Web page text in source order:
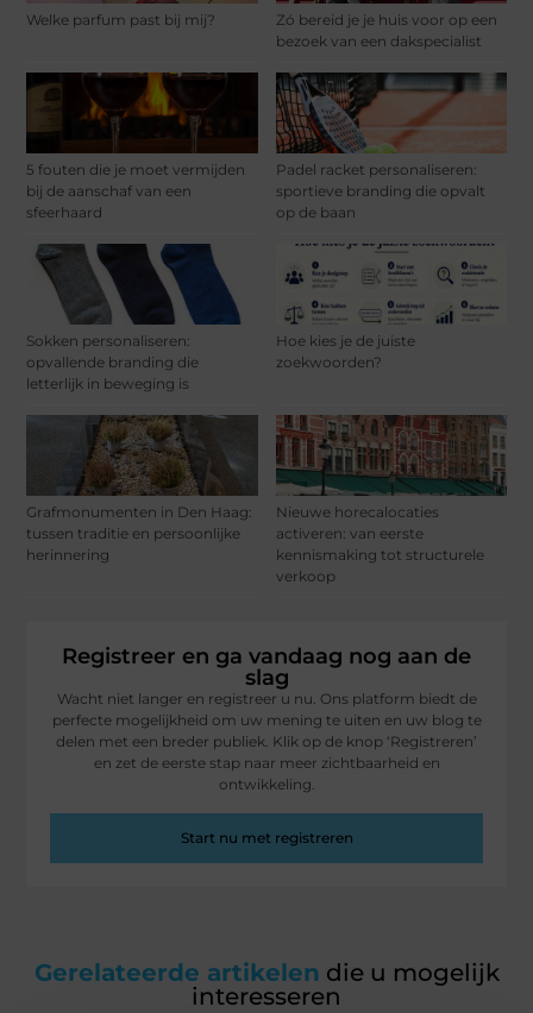
Welke parfum past bij mij?
Zó bereid je je huis voor op een
bezoek van een dakspecialist
5 fouten die je moet vermijden
bij de aanschaf van een
sfeerhaard
Padel racket personaliseren:
sportieve branding die opvalt
op de baan
Sokken personaliseren:
opvallende branding die
letterlijk in beweging is
Hoe kies je de juiste
zoekwoorden?
Grafmonumenten in Den Haag:
tussen traditie en persoonlijke
herinnering
Nieuwe horecalocaties
activeren: van eerste
kennismaking tot structurele
verkoop
Registreer en ga vandaag nog aan de
slag
Wacht niet langer en registreer u nu. Ons platform biedt de
perfecte mogelijkheid om uw mening te uiten en uw blog te
delen met een breder publiek. Klik op de knop ‘Registreren’
en zet de eerste stap naar meer zichtbaarheid en
ontwikkeling.
Start nu met registreren
Gerelateerde artikelen die u mogelijk
interesseren